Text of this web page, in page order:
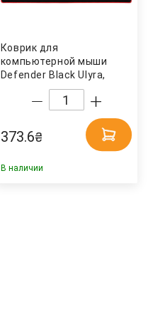
Коврик для
компьютерной мыши
Defender Black Ulyra,
800х300х3 мм. (50561),
черн. Defender
373.6₴
В наличии